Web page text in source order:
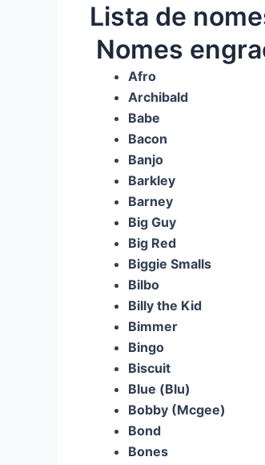
Lista de
Nomes
Afro
Archibald
Babe
Bacon
Banjo
Barkley
Barney
Big Guy
Big Red
Biggie Smalls
Bilbo
Billy the Kid
Bimmer
Bingo
Biscuit
Blue (Blu)
Bobby (Mcgee)
Bond
Bones